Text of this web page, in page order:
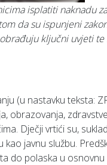
isplatiti naknadu
da su ispunjeni
ključni uvjeti
(u nastavku teksta:
obrazovanja,
Dječji vrtići su,
javnu službu.
do polaska u osnovnu